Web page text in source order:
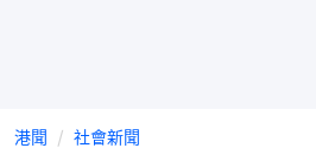
港聞 社會新聞